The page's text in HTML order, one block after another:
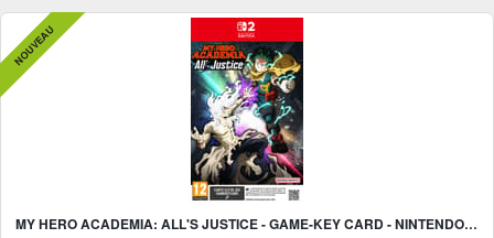
MY HERO ACADEMIA: ALL'S JUSTICE - GAME-KEY CARD - NINTENDO SWITCH 2
NOUVEAU